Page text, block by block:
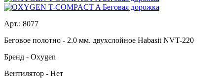
Арт.: 8077
Беговое полотно - 2.0 мм. двухслойное Habasit NVT-220
Бренд - Oxygen
Вентилятор - Нет